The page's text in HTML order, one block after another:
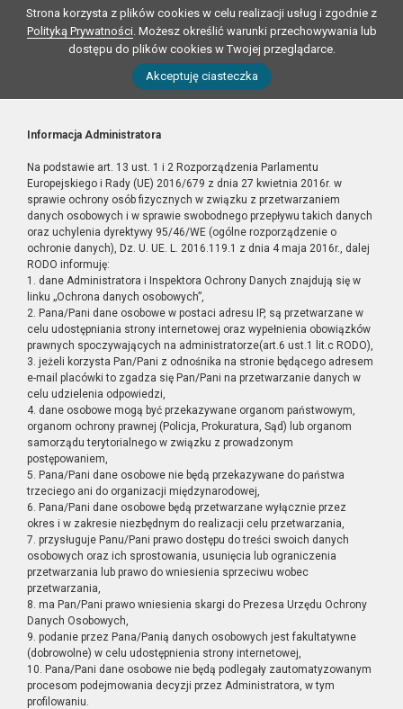
Strona korzysta z plików cookies w celu realizacji usług i zgodnie z
Polityką Prywatności. Możesz określić warunki przechowywania lub
dostępu do plików cookies w Twojej przeglądarce.
Akceptuję ciasteczka
Informacja Administratora
Na podstawie art. 13 ust. 1 i 2 Rozporządzenia Parlamentu
Europejskiego i Rady (UE) 2016/679 z dnia 27 kwietnia 2016r. w
sprawie ochrony osób fizycznych w związku z przetwarzaniem
danych osobowych i w sprawie swobodnego przepływu takich danych
oraz uchylenia dyrektywy 95/46/WE (ogólne rozporządzenie o
ochronie danych), Dz. U. UE. L. 2016.119.1 z dnia 4 maja 2016r., dalej
RODO informuję:
1. dane Administratora i Inspektora Ochrony Danych znajdują się w
linku „Ochrona danych osobowych”,
2. Pana/Pani dane osobowe w postaci adresu IP, są przetwarzane w
celu udostępniania strony internetowej oraz wypełnienia obowiązków
prawnych spoczywających na administratorze(art.6 ust.1 lit.c RODO),
3. jeżeli korzysta Pan/Pani z odnośnika na stronie będącego adresem
e-mail placówki to zgadza się Pan/Pani na przetwarzanie danych w
celu udzielenia odpowiedzi,
4. dane osobowe mogą być przekazywane organom państwowym,
organom ochrony prawnej (Policja, Prokuratura, Sąd) lub organom
samorządu terytorialnego w związku z prowadzonym
postępowaniem,
5. Pana/Pani dane osobowe nie będą przekazywane do państwa
trzeciego ani do organizacji międzynarodowej,
6. Pana/Pani dane osobowe będą przetwarzane wyłącznie przez
okres i w zakresie niezbędnym do realizacji celu przetwarzania,
7. przysługuje Panu/Pani prawo dostępu do treści swoich danych
osobowych oraz ich sprostowania, usunięcia lub ograniczenia
przetwarzania lub prawo do wniesienia sprzeciwu wobec
przetwarzania,
8. ma Pan/Pani prawo wniesienia skargi do Prezesa Urzędu Ochrony
Danych Osobowych,
9. podanie przez Pana/Panią danych osobowych jest fakultatywne
(dobrowolne) w celu udostępnienia strony internetowej,
10. Pana/Pani dane osobowe nie będą podlegały zautomatyzowanym
procesom podejmowania decyzji przez Administratora, w tym
profilowaniu.